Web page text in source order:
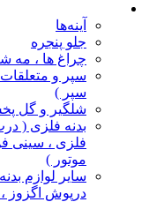
آینه‌ها
جلو پنجره
چراغ‌ ها ، مه‌
سپر و
سپر )
شلگیر و گل‌
بدنه فلزی (
فلزی ، سینی
موتور )
سایر لوازم
درپوش اگزوز